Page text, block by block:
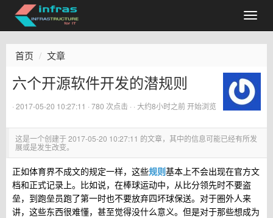
首页 文章
六个开源软件开发的潜规则
· 2017-05-20 10:27:11 · 780 次点击 · · 大约8小时之前开始浏览
这是一个创建于2017-05-20 10:27:11 的文章，其中的信息可能已经有所发
展或是发生改变。
正如体育界不成文的规定一样，这些规则基本上不会出现在官方文
档和正式记录上。比如说，在棒球运动中，从比分领先时不要盗
垒，到跑垒员跑了第一时也不要放弃四坏球保送。对于圈外人来
讲，这些东西很难懂，甚至觉得没什么意义。但是对于那些想成为